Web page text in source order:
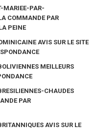
MARIEE-PAR-
COMMANDE PAR
PEINE
AVIS SUR LE SITE
MEILLEURS
CHAUDES
PAR
AVIS SUR LE